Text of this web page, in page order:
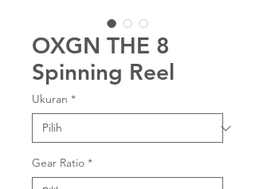
OXGN THE 8
Spinning Reel
Ukuran *
Gear Ratio *